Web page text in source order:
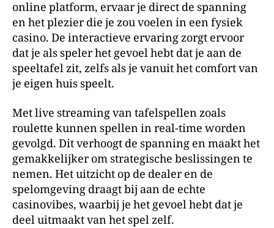
online platform, ervaar je direct de spanning
en het plezier die je zou voelen in een fysiek
casino. De interactieve ervaring zorgt ervoor
dat je als speler het gevoel hebt dat je aan de
speeltafel zit, zelfs als je vanuit het comfort van
je eigen huis speelt.
Met live streaming van tafelspellen zoals
roulette kunnen spellen in real-time worden
gevolgd. Dit verhoogt de spanning en maakt het
gemakkelijker om strategische beslissingen te
nemen. Het uitzicht op de dealer en de
spelomgeving draagt bij aan de echte
casinovibes, waarbij je het gevoel hebt dat je
deel uitmaakt van het spel zelf.